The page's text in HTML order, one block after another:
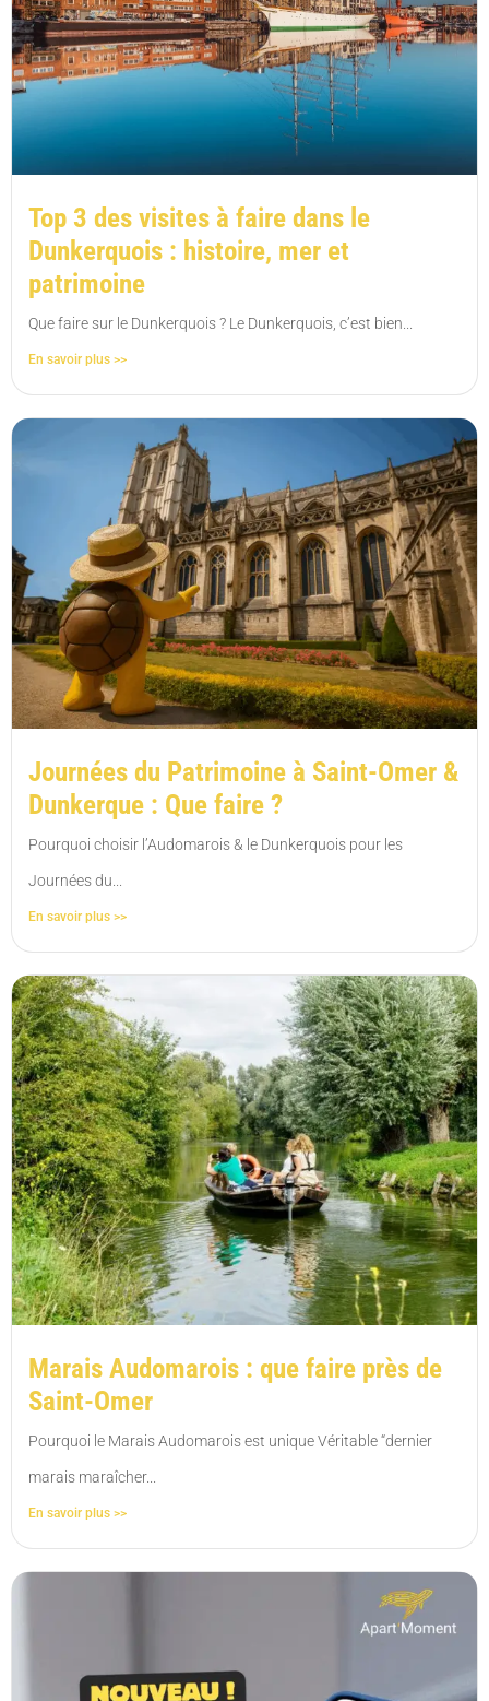
Top 3 des visites à faire dans le
Dunkerquois : histoire, mer et
patrimoine
Que faire sur le Dunkerquois ? Le Dunkerquois, c’est bien...
En savoir plus >>
Journées du Patrimoine à Saint-Omer &
Dunkerque : Que faire ?
Pourquoi choisir l’Audomarois & le Dunkerquois pour les
Journées du...
En savoir plus >>
Marais Audomarois : que faire près de
Saint-Omer
Pourquoi le Marais Audomarois est unique Véritable “dernier
marais maraîcher...
En savoir plus >>